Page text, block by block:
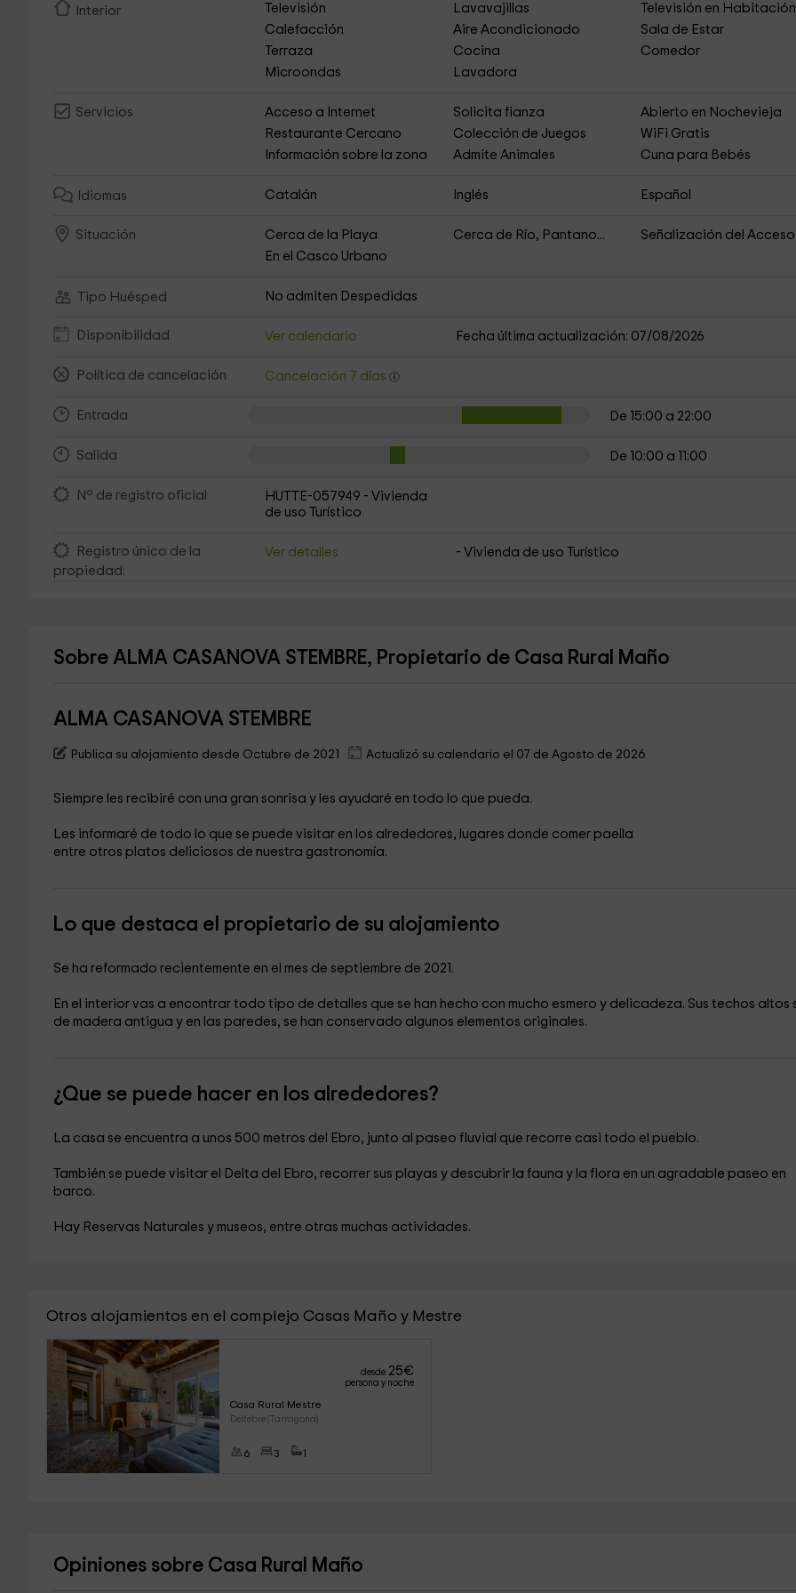
Interior Televisión Lavavajillas
Televisión en Habitación
Calefacción
Aire Acondicionado
Sala de Estar
Terraza
Cocina
Comedor
Microondas
Lavadora
Servicios Acceso a Internet Solicita fianza
Abierto en Nochevieja
Restaurante Cercano
Colección de Juegos
WiFi Gratis
Información sobre la zona
Admite Animales Cuna para Bebés
Idiomas Catalán Inglés Español
Situación Cerca de la Playa Cerca de Río, Pantano...
Señalización del Acceso
En el Casco Urbano
Tipo Huésped No admiten Despedidas
Disponibilidad Ver calendario Fecha última actualización: 07/08/2026
Política de cancelación Cancelación 7 días
Entrada De 15:00 a 22:00
Salida De 10:00 a 11:00
Nº de registro oficial
HUTTE-057949 - Vivienda
de uso Turístico
Registro único de la
propiedad:
Ver detalles - Vivienda de uso Turístico
Sobre ALMA CASANOVA STEMBRE, Propietario de Casa Rural Maño
ALMA CASANOVA STEMBRE
Publica su alojamiento desde Octubre de 2021 Actualizó su calendario el 07 de Agosto de 2026
Siempre les recibiré con una gran sonrisa y les ayudaré en todo lo que pueda.
Les informaré de todo lo que se puede visitar en los alrededores, lugares donde comer paella
entre otros platos deliciosos de nuestra gastronomía.
Lo que destaca el propietario de su alojamiento
Se ha reformado recientemente en el mes de septiembre de 2021.
En el interior vas a encontrar todo tipo de detalles que se han hecho con mucho esmero y delicadeza. Sus techos altos
de madera antigua y en las paredes, se han conservado algunos elementos originales.
¿Que se puede hacer en los alrededores?
La casa se encuentra a unos 500 metros del Ebro, junto al paseo fluvial que recorre casi todo el pueblo.
También se puede visitar el Delta del Ebro, recorrer sus playas y descubrir la fauna y la flora en un agradable paseo en
barco.
Hay Reservas Naturales y museos, entre otras muchas actividades.
Otros alojamientos en el complejo Casas Maño y Mestre
desde 25€
persona y noche
Casa Rural Mestre
Deltebre (Tarragona)
6 3 1
Opiniones sobre Casa Rural Maño